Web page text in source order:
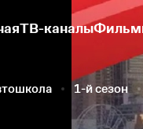
ТВ-каналы
1-й сезон